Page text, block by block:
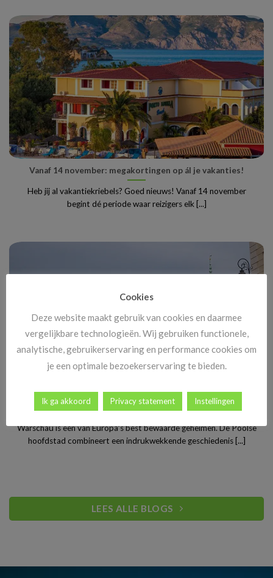
Vanaf 14 november: megakortingen op ál je vakanties!
Heb jij al vakantiekriebels? Goed nieuws! Vanaf 14 november
begint dé periode waar reizigers elk [...]
Stedentrip Warschau: ontdek de verrassende charme van
Polen’s bruisende hoofdstad
Warschau is een van Europa’s best bewaarde geheimen. De Poolse
hoofdstad combineert een indrukwekkende geschiedenis [...]
LEES ALLE BLOGS
Cookies
Deze website maakt gebruik van cookies en daarmee
vergelijkbare technologieën. Wij gebruiken functionele,
analytische, gebruikerservaring en performance cookies om
je een optimale bezoekerservaring te bieden.
Ik ga akkoord Privacy statement Instellingen